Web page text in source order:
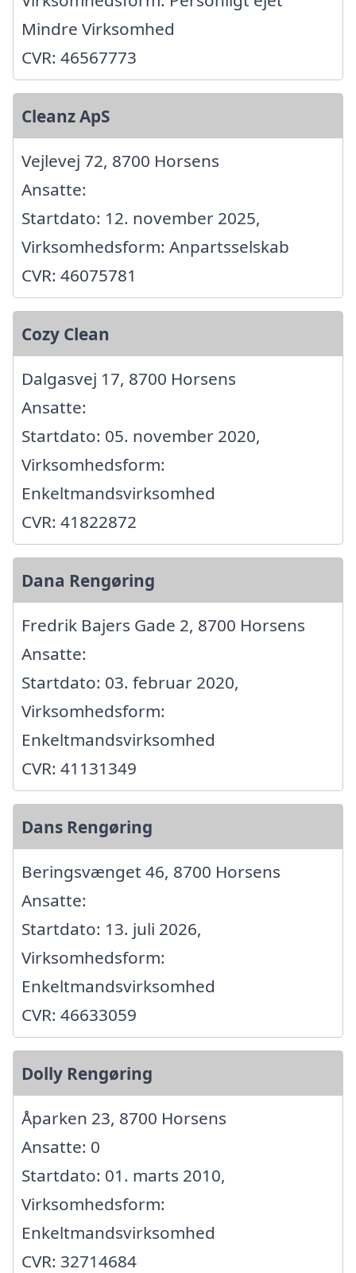
Mindre Virksomhed
CVR: 46567773
Cleanz ApS
Vejlevej 72, 8700 Horsens
Ansatte:
Startdato: 12. november 2025,
Virksomhedsform: Anpartsselskab
CVR: 46075781
Cozy Clean
Dalgasvej 17, 8700 Horsens
Ansatte:
Startdato: 05. november 2020,
Virksomhedsform:
Enkeltmandsvirksomhed
CVR: 41822872
Dana Rengøring
Fredrik Bajers Gade 2, 8700 Horsens
Ansatte:
Startdato: 03. februar 2020,
Virksomhedsform:
Enkeltmandsvirksomhed
CVR: 41131349
Dans Rengøring
Beringsvænget 46, 8700 Horsens
Ansatte:
Startdato: 13. juli 2026,
Virksomhedsform:
Enkeltmandsvirksomhed
CVR: 46633059
Dolly Rengøring
Åparken 23, 8700 Horsens
Ansatte: 0
Startdato: 01. marts 2010,
Virksomhedsform:
Enkeltmandsvirksomhed
CVR: 32714684